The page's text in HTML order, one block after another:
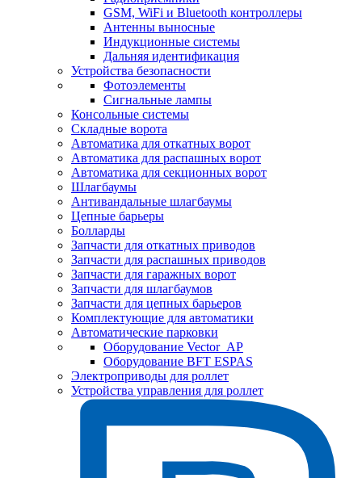
GSM, WiFi и Bluetooth контроллеры
Антенны выносные
Индукционные системы
Дальняя идентификация
Устройства безопасности
Фотоэлементы
Сигнальные лампы
Консольные системы
Складные ворота
Автоматика для откатных ворот
Автоматика для распашных ворот
Автоматика для секционных ворот
Шлагбаумы
Антивандальные шлагбаумы
Цепные барьеры
Болларды
Запчасти для откатных приводов
Запчасти для распашных приводов
Запчасти для гаражных ворот
Запчасти для шлагбаумов
Запчасти для цепных барьеров
Комплектующие для автоматики
Автоматические парковки
Оборудование Vector_AP
Оборудование BFT ESPAS
Электроприводы для роллет
Устройства управления для роллет